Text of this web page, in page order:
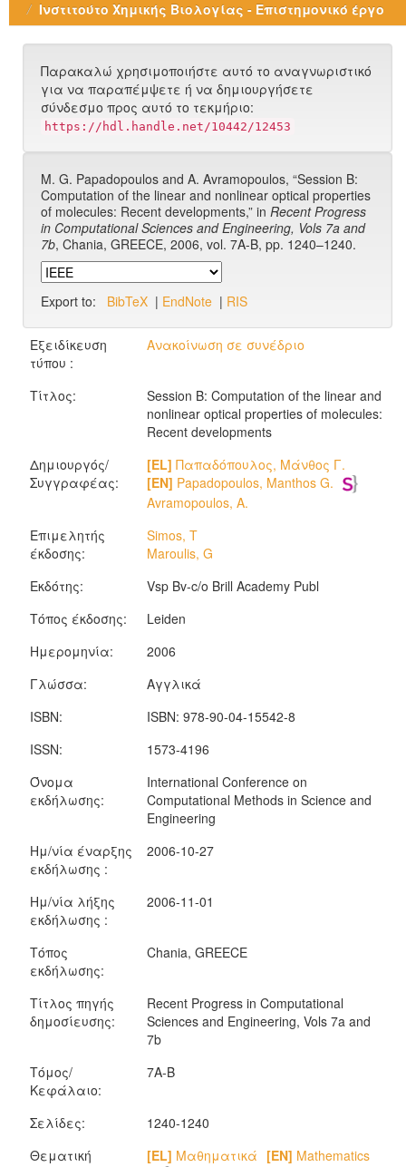
Ινστιτούτο Χημικής Βιολογίας - Επιστημονικό έργο
Παρακαλώ χρησιμοποιήστε αυτό το αναγνωριστικό
για να παραπέμψετε ή να δημιουργήσετε
σύνδεσμο προς αυτό το τεκμήριο:
https://hdl.handle.net/10442/12453
M. G. Papadopoulos and A. Avramopoulos, “Session B:
Computation of the linear and nonlinear optical properties
of molecules: Recent developments,” in Recent Progress
in Computational Sciences and Engineering, Vols 7a and
7b, Chania, GREECE, 2006, vol. 7A-B, pp. 1240–1240.
Export to: BibTeX | EndNote | RIS
Εξειδίκευση
τύπου :
Ανακοίνωση σε συνέδριο
Τίτλος:
Session B: Computation of the linear and
nonlinear optical properties of molecules:
Recent developments
Δημιουργός/
Συγγραφέας:
[EL] Παπαδόπουλος, Μάνθος Γ.
[EN] Papadopoulos, Manthos G.
Avramopoulos, A.
Επιμελητής
έκδοσης:
Simos, T
Maroulis, G
Εκδότης:
Vsp Bv-c/o Brill Academy Publ
Τόπος έκδοσης:
Leiden
Ημερομηνία:
2006
Γλώσσα:
Αγγλικά
ISBN:
ISBN: 978-90-04-15542-8
ISSN:
1573-4196
Όνομα
εκδήλωσης:
International Conference on
Computational Methods in Science and
Engineering
Ημ/νία έναρξης
εκδήλωσης :
2006-10-27
Ημ/νία λήξης
εκδήλωσης :
2006-11-01
Τόπος
εκδήλωσης:
Chania, GREECE
Τίτλος πηγής
δημοσίευσης:
Recent Progress in Computational
Sciences and Engineering, Vols 7a and
7b
Τόμος/
Κεφάλαιο:
7A-B
Σελίδες:
1240-1240
Θεματική
[EL] Μαθηματικά [EN] Mathematics